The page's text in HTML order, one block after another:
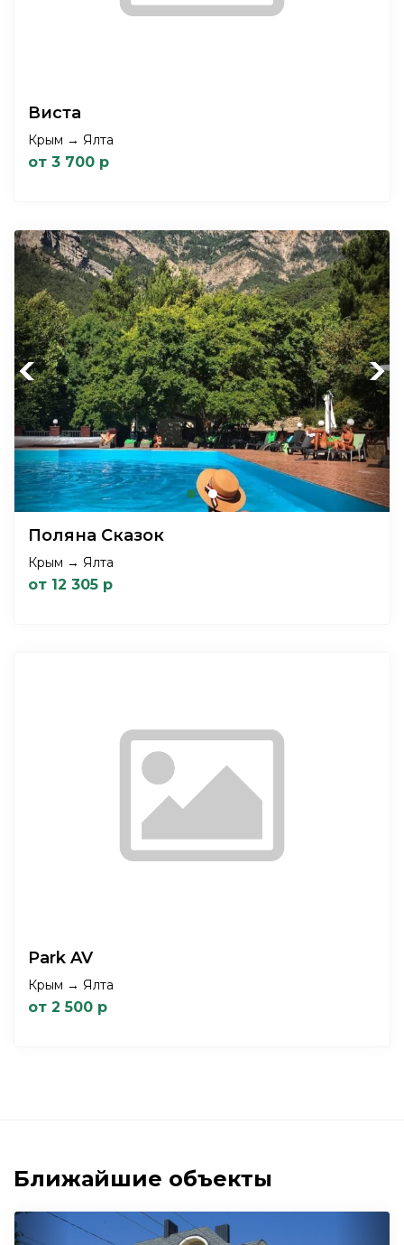
Виста
Крым → Ялта
от 3 700 р
Previous Next
Поляна Сказок
Крым → Ялта
от 12 305 р
Park AV
Крым → Ялта
от 2 500 р
Ближайшие объекты